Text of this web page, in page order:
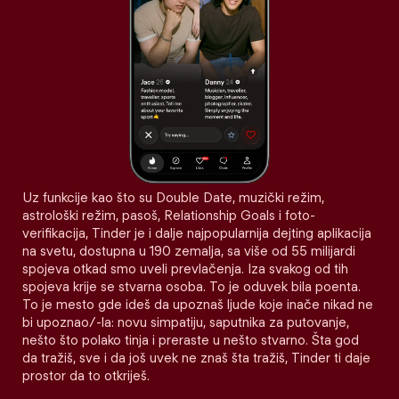
Uz funkcije kao što su Double Date, muzički režim,
astrološki režim, pasoš, Relationship Goals i foto-
verifikacija, Tinder je i dalje najpopularnija dejting aplikacija
na svetu, dostupna u 190 zemalja, sa više od 55 milijardi
spojeva otkad smo uveli prevlačenja. Iza svakog od tih
spojeva krije se stvarna osoba. To je oduvek bila poenta.
To je mesto gde ideš da upoznaš ljude koje inače nikad ne
bi upoznao/-la: novu simpatiju, saputnika za putovanje,
nešto što polako tinja i preraste u nešto stvarno. Šta god
da tražiš, sve i da još uvek ne znaš šta tražiš, Tinder ti daje
prostor da to otkriješ.